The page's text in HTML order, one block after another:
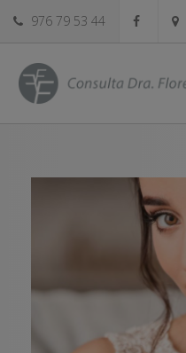
976 79 53 44